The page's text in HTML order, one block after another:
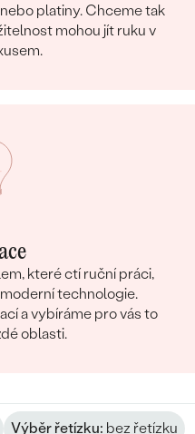
platiny. Chceme tak
mohou jít ruku v
které ctí ruční práci,
technologie.
a vybíráme pro vás to
oblasti.
Výběr řetízku: bez řetízku